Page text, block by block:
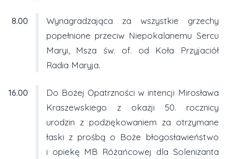
8.00
Wynagradzająca za wszystkie grzechy
popełnione przeciw Niepokalanemu Sercu
Maryi, Msza św. of. od Koła Przyjaciół
Radia Maryja.
16.00
Do Bożej Opatrzności w intencji Mirosława
Kraszewskiego z okazji 50. rocznicy
urodzin z podziękowaniem za otrzymane
łaski z prośbą o Boże błogosławieństwo
i opiekę MB Różańcowej dla Solenizanta